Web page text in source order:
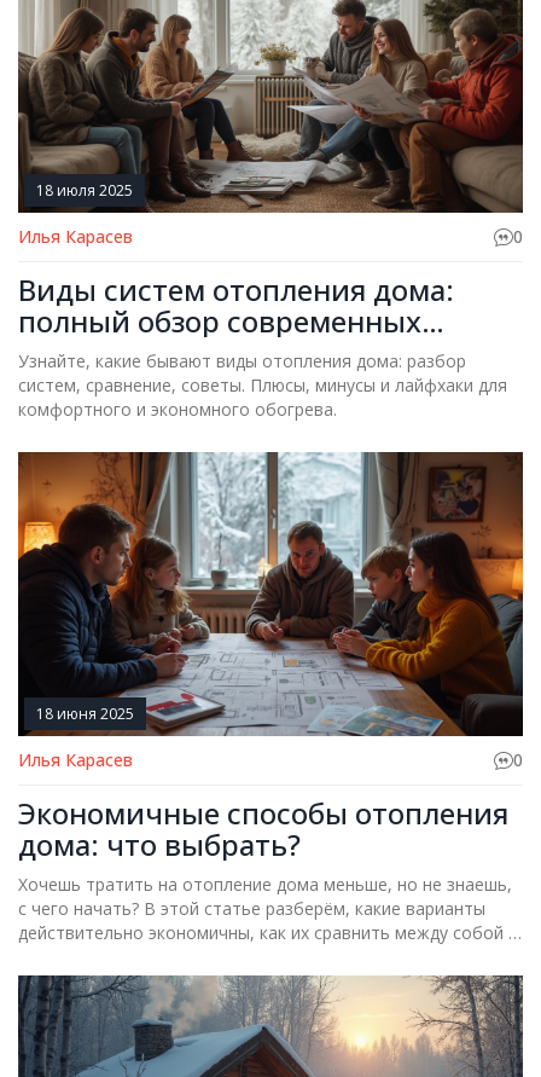
18 июля 2025
Илья Карасев 0
Виды систем отопления дома:
полный обзор современных
решений
Узнайте, какие бывают виды отопления дома: разбор
систем, сравнение, советы. Плюсы, минусы и лайфхаки для
комфортного и экономного обогрева.
18 июня 2025
Илья Карасев 0
Экономичные способы отопления
дома: что выбрать?
Хочешь тратить на отопление дома меньше, но не знаешь,
с чего начать? В этой статье разберём, какие варианты
действительно экономичны, как их сравнить между собой и
системы лучше экономят деньги и что из них проще
установить. Получишь советы, которые помогут избежать
ошибок, часто встречающихся при выборе отопления.